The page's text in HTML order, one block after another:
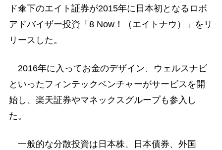
ド傘下のエイト証券が2015年に日本初となるロボ
アドバイザー投資「8 Now！（エイトナウ）」をリ
リースした。
2016年に入ってお金のデザイン、ウェルスナビ
といったフィンテックベンチャーがサービスを開
始し、楽天証券やマネックスグループも参入し
た。
一般的な分散投資は日本株、日本債券、外国